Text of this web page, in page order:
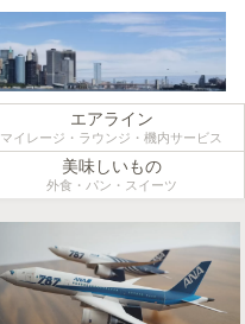
エアライン
マイレージ・ラウンジ・機内サービス
美味しいもの
外食・パン・スイーツ